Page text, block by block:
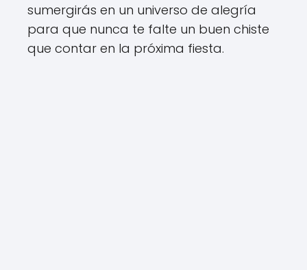
sumergirás en un universo de alegría
para que nunca te falte un buen chiste
que contar en la próxima fiesta.